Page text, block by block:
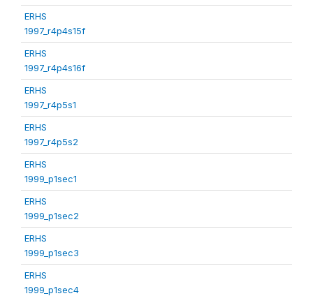
ERHS
1997_r4p4s15f
ERHS
1997_r4p4s16f
ERHS
1997_r4p5s1
ERHS
1997_r4p5s2
ERHS
1999_p1sec1
ERHS
1999_p1sec2
ERHS
1999_p1sec3
ERHS
1999_p1sec4